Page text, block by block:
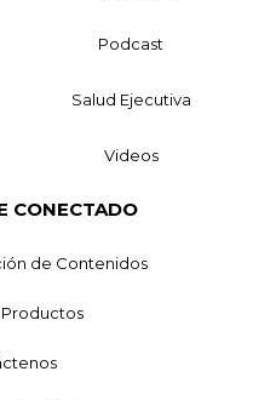
Podcast
Salud Ejecutiva
Videos
CONECTADO
de Contenidos